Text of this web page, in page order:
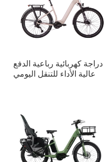
دراجة كهربائية رباعية الدفع
عالية الأداء للتنقل اليومي